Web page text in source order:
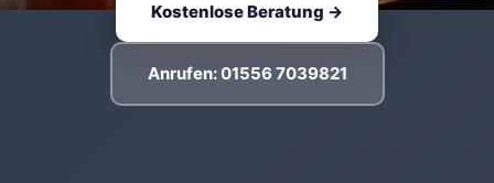
Kostenlose Beratung →
Anrufen: 01556 7039821